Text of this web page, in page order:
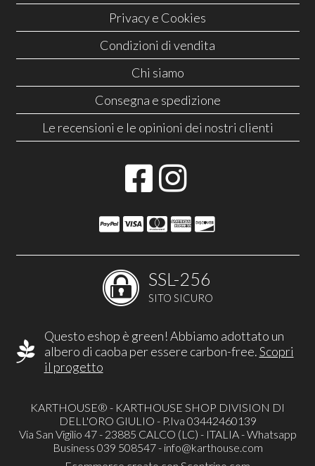
Privacy e Cookies
Condizioni di vendita
Chi siamo
Consegna e spedizione
Le recensioni e le opinioni dei nostri clienti
SSL-256
SITO SICURO
Questo eshop è green! Abbiamo adottato un
albero di caoba per essere carbon-free.Scopri
il progetto
KARTHOUSE® - KARTHOUSE SHOP DIVISION DI
DELL'ORO GIULIO - P.Iva 03442460139
Via San Vigilio 47 - 23885 CALCO (LC) - ITALIA - Whatsapp
Business 039 508547 - info@karthouse.com